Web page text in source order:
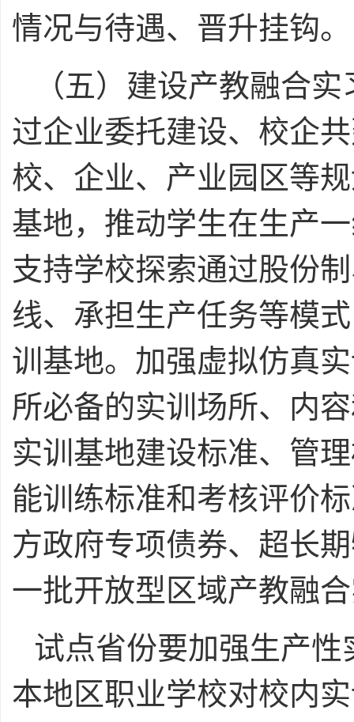
情况与待遇、晋升挂钩。
（五）建设产教融合
过企业委托建设、校企
校、企业、产业园区等
基地，推动学生在生产
支持学校探索通过股份
线、承担生产任务等模
训基地。加强虚拟仿真
所必备的实训场所、内
实训基地建设标准、管
能训练标准和考核评价
方政府专项债券、超长
一批开放型区域产教融
试点省份要加强生产
本地区职业学校对校内